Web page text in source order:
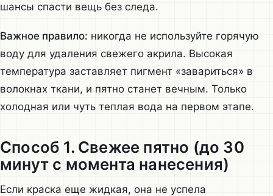
шансы спасти вещь без следа.
Важное правило: никогда не используйте горячую
воду для удаления свежего акрила. Высокая
температура заставляет пигмент «завариться» в
волокнах ткани, и пятно станет вечным. Только
холодная или чуть теплая вода на первом этапе.
Способ 1. Свежее пятно (до 30
минут с момента нанесения)
Если краска еще жидкая, она не успела